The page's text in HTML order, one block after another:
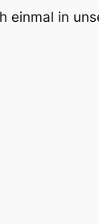
einmal in